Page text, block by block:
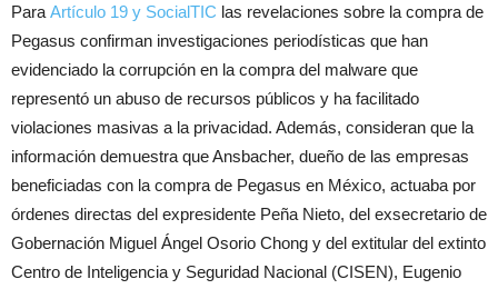
Para Artículo 19 y SocialTIC las revelaciones sobre la compra de
Pegasus confirman investigaciones periodísticas que han
evidenciado la corrupción en la compra del malware que
representó un abuso de recursos públicos y ha facilitado
violaciones masivas a la privacidad. Además, consideran que la
información demuestra que Ansbacher, dueño de las empresas
beneficiadas con la compra de Pegasus en México, actuaba por
órdenes directas del expresidente Peña Nieto, del exsecretario de
Gobernación Miguel Ángel Osorio Chong y del extitular del extinto
Centro de Inteligencia y Seguridad Nacional (CISEN), Eugenio